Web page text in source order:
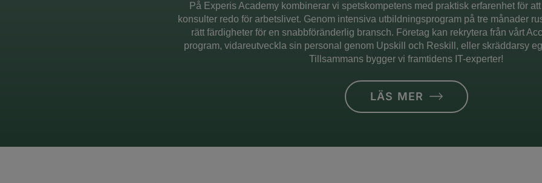
På Experis Academy kombinerar vi spetskompetens med praktisk erfarenhet för
konsulter redo för arbetslivet. Genom intensiva utbildningsprogram på tre månader
rätt färdigheter för en snabbföränderlig bransch. Företag kan rekrytera från vårt
program, vidareutveckla sin personal genom Upskill och Reskill, eller skräddarsy
Tillsammans bygger vi framtidens IT-experter!
LÄS MER